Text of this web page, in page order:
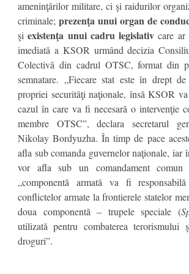
ameninţărilor militare, ci şi raidurilor
criminale; prezenţa unui organ de
şiexistenţa unui cadru legislativcare ar
imediată a KSOR urmând decizia
Colectivă din cadrul OTSC, format din
semnatare. „Fiecare stat este în drept
propriei securităţi naţionale, însă KSOR
cazul în care va fi necesară o intervenţie
membre OTSC”, declara secretarul
Nikolay Bordyuzha. În timp de pace
afla sub comanda guvernelor naţionale, iar
vor afla sub un comandament
„componentă armată va fi
conflictelor armate la frontierele statelor
doua componentă – trupele speciale (
utilizată pentru combaterea
droguri”.